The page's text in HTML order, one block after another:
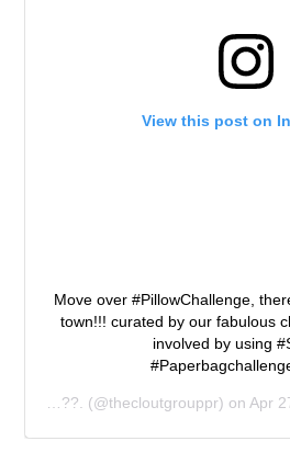
View this post on
Move over #PillowChallenge,
town!!! curated by our fabulous
involved by using
??? ????? ?????. (@thecloutgrouppr) on Apr